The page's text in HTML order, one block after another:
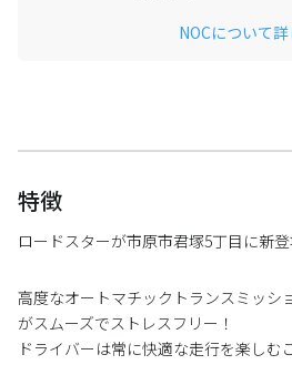
NOCについて詳
特徴
ロードスターが市原市君塚5丁目に新登
高度なオートマチックトランスミッシ
がスムーズでストレスフリー！
ドライバーは常に快適な走行を楽しむ